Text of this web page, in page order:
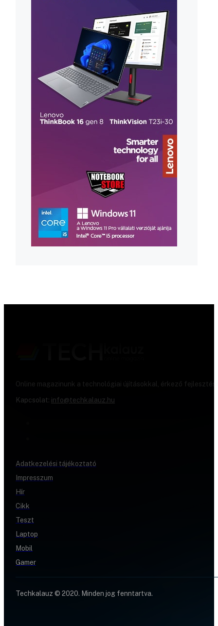
Online magazinunk a technológiai újításokkal, érkező
Kapcsolat: info@techkalauz.hu
Adatkezelési tájékoztató
Impresszum
Hír
Cikk
Teszt
Laptop
Mobil
Gamer
Techkalauz © 2020. Minden jog fenntartva.